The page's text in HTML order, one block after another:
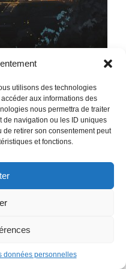
utilisons des technologies
aux informations des
nous permettra de traiter
de navigation ou les ID uniques
de retirer son consentement peut
et fonctions.
données personnelles